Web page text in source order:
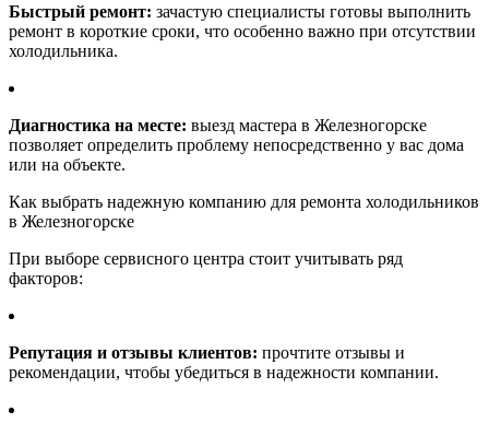
Быстрый ремонт: зачастую специалисты готовы выполнить
ремонт в короткие сроки, что особенно важно при отсутствии
холодильника.
Диагностика на месте: выезд мастера в Железногорске
позволяет определить проблему непосредственно у вас дома
или на объекте.
Как выбрать надежную компанию для ремонта холодильников
в Железногорске
При выборе сервисного центра стоит учитывать ряд
факторов:
Репутация и отзывы клиентов: прочтите отзывы и
рекомендации, чтобы убедиться в надежности компании.